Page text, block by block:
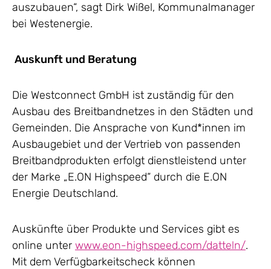
auszubauen“, sagt Dirk Wißel, Kommunalmanager
bei Westenergie.
Auskunft und Beratung
Die Westconnect GmbH ist zuständig für den
Ausbau des Breitbandnetzes in den Städten und
Gemeinden. Die Ansprache von Kund*innen im
Ausbaugebiet und der Vertrieb von passenden
Breitbandprodukten erfolgt dienstleistend unter
der Marke „E.ON Highspeed“ durch die E.ON
Energie Deutschland.
Auskünfte über Produkte und Services gibt es
online unter www.eon-highspeed.com/datteln/.
Mit dem Verfügbarkeitscheck können